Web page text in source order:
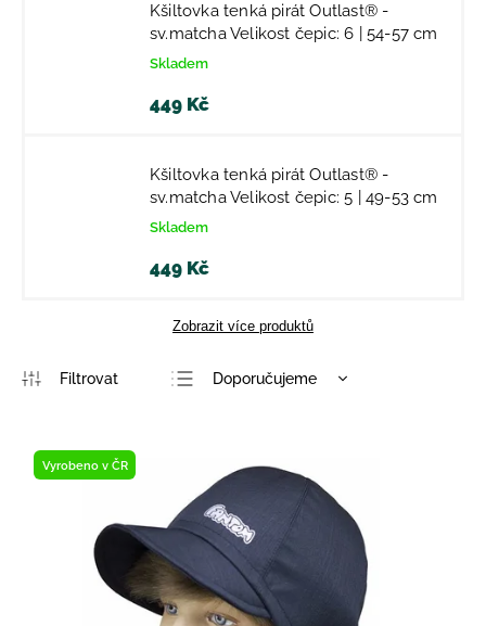
Kšiltovka tenká pirát Outlast® -
sv.matcha Velikost čepic: 6 | 54-57 cm
Skladem
449 Kč
Kšiltovka tenká pirát Outlast® -
sv.matcha Velikost čepic: 5 | 49-53 cm
Skladem
449 Kč
Zobrazit více produktů
Doporučujeme
Nejprodávanější
Abecedně
Vyrobeno v ČR